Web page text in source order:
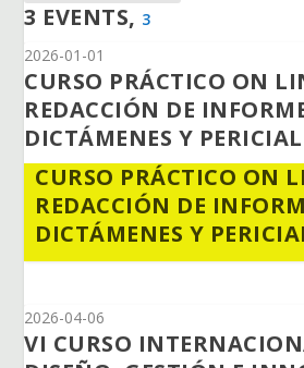
3 EVENTS, 3
2026-01-01
CURSO PRÁCTICO ON
REDACCIÓN DE
DICTÁMENES Y
CURSO PRÁCTICO ON
REDACCIÓN DE
DICTÁMENES Y
2026-04-06
VI CURSO